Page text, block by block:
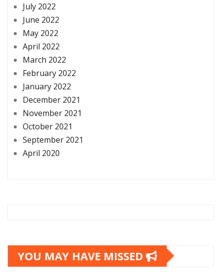
July 2022
June 2022
May 2022
April 2022
March 2022
February 2022
January 2022
December 2021
November 2021
October 2021
September 2021
April 2020
YOU MAY HAVE MISSED